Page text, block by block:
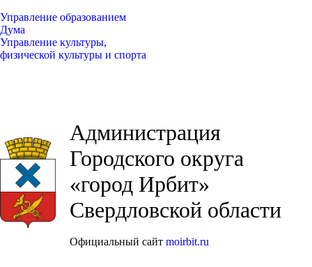
Управление образованием
Дума
Управление культуры,
физической культуры и спорта
Администрация
Городского округа
«город Ирбит»
Свердловской области
Официальный сайт moirbit.ru